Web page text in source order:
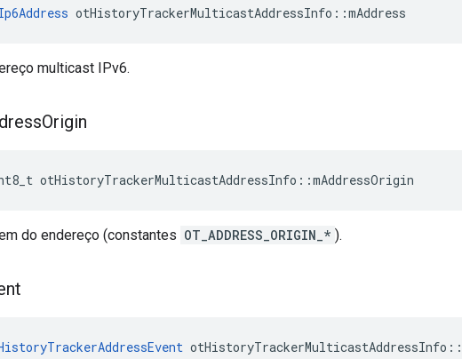
otHistoryTrackerMulticastAddressInfo ::mAddress
multicast IPv6.
Origin
otHistoryTrackerMulticastAddressInfo ::mAddressOrigin
do endereço (constantes OT_ADDRESS_ORIGIN_* ).
otHistoryTrackerMulticastAddressInfo ::